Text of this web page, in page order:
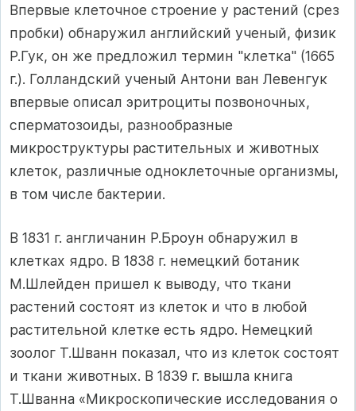
Впервые клеточное строение у растений (срез
пробки) обнаружил английский ученый, физик
Р.Гук, он же предложил термин "клетка" (1665
г.). Голландский ученый Антони ван Левенгук
впервые описал эритроциты позвоночных,
сперматозоиды, разнообразные
микроструктуры растительных и животных
клеток, различные одноклеточные организмы,
в том числе бактерии.
В 1831 г. англичанин Р.Броун обнаружил в
клетках ядро. В 1838 г. немецкий ботаник
М.Шлейден пришел к выводу, что ткани
растений состоят из клеток и что в любой
растительной клетке есть ядро. Немецкий
зоолог Т.Шванн показал, что из клеток состоят
и ткани животных. В 1839 г. вышла книга
Т.Шванна «Микроскопические исследования о